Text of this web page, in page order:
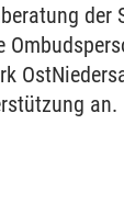
der
an.